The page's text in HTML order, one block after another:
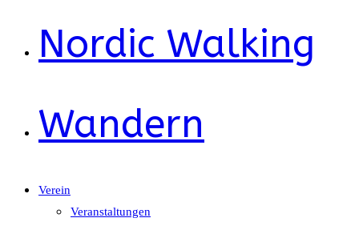
Nordic Walking
Wandern
Verein
Veranstaltungen